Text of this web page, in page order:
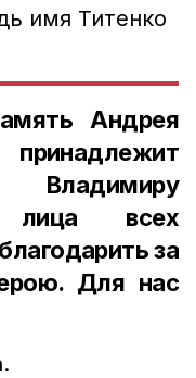
имя Титенко
Андрея
лица всех
за
Для нас